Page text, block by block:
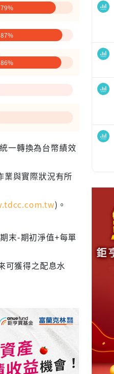
79%
87%
86%
一轉換為台幣績效
與實際狀況有所
)。
末-期初淨值+每單
可獲得之配息水